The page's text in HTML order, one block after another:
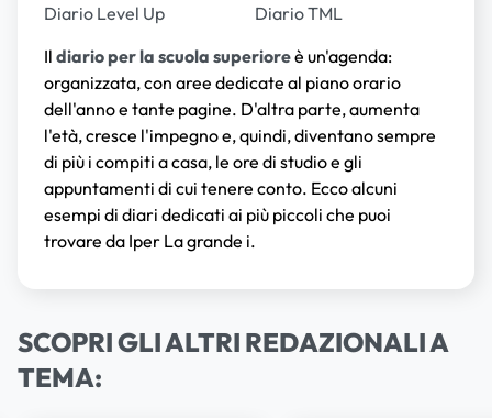
Diario Level Up
Diario TML
Il diario per la scuola superioreè un'agenda:
organizzata, con aree dedicate al piano orario
dell'anno e tante pagine. D'altra parte, aumenta
l'età, cresce l'impegno e, quindi, diventano sempre
di più i compiti a casa, le ore di studio e gli
appuntamenti di cui tenere conto. Ecco alcuni
esempi di diari dedicati ai più piccoli che puoi
trovare da Iper La grande i.
SCOPRI GLI ALTRI REDAZIONALI A
TEMA: